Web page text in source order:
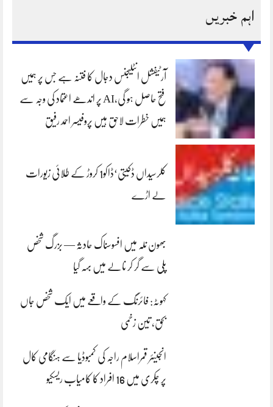
اہم خبریں
آرٹیفشل انٹلیجنس دجال کا فتنہ ہے جس پر ہمیں
فتح حاصل ہو گی،AI پر اندھے اعتماد کی وجہ سے
ہمیں خطرات لاحق ہیں پروفیسر احمد رفیق
کلرسیداں ڈکیتی‘ڈاکو1 کروڑ کے طلائی زیورات
لے اڑے
بھون نلہ میں افسوسناک حادثہ — بزرگ شخص
پلی سے گر کر نالے میں بہہ گیا
کہوٹہ: فائرنگ کے واقعے میں ایک شخص جاں
بحق، تین زخمی
انجینئر قمراسلام راجہ کی کمبوڈیا سے ہنگامی کال
پر چکری میں 16 افراد کا کامیاب ریسکیو